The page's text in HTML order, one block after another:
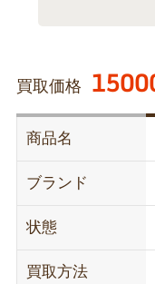
買取価格
商品名
ブランド
状態
買取方法